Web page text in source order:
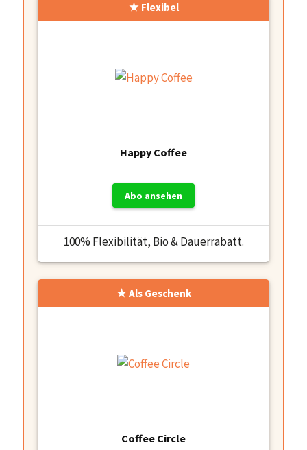
Flexibel
Happy Coffee
Abo ansehen
100% Flexibilität, Bio & Dauerrabatt.
Als Geschenk
Coffee Circle